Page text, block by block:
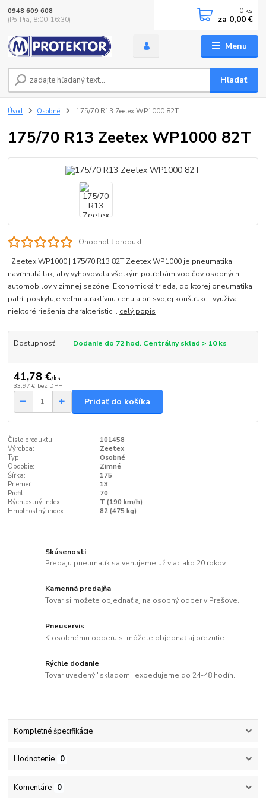
Menu
Hľadať
0948 609 608
(Po-Pia, 8:00-16:30)
0 ks
za 0,00 €
Úvod Osobné 175/70 R13 Zeetex WP1000 82T
175/70 R13 Zeetex WP1000 82T
Ohodnotiť produkt
Zeetex WP1000 | 175/70 R13 82T Zeetex WP1000 je pneumatika
navrhnutá tak, aby vyhovovala všetkým potrebám vodičov osobných
automobilov v zimnej sezóne. Ekonomická trieda, do ktorej pneumatika
patrí, poskytuje veľmi atraktívnu cenu a pri svojej konštrukcii využíva
niektoré riešenia charakteristic... celý popis
Dostupnosť Dodanie do 72 hod. Centrálny sklad > 10 ks
41,78 €/ks
33,97 € bez DPH
Pridať do košíka
Číslo produktu:
101458
Výrobca:
Zeetex
Typ:
Osobné
Obdobie:
Zimné
Šírka:
175
Priemer:
13
Profil:
70
Rýchlostný index:
T (190 km/h)
Hmotnostný index:
82 (475 kg)
Skúsenosti
Predaju pneumatík sa venujeme už viac ako 20 rokov.
Kamenná predajňa
Tovar si možete objednať aj na osobný odber v Prešove.
Pneuservis
K osobnému odberu si môžete objednať aj prezutie.
Rýchle dodanie
Tovar uvedený "skladom" expedujeme do 24-48 hodín.
Kompletné špecifikácie
Hodnotenie 0
Komentáre 0